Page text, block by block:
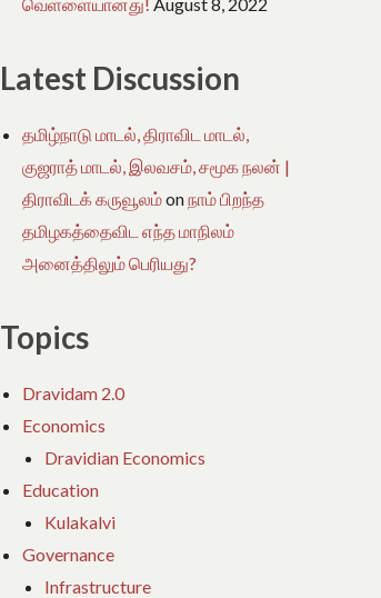
வெள்ளையானது! August 8, 2022
Latest Discussion
தமிழ்நாடு மாடல், திராவிட மாடல்,
குஜராத் மாடல், இலவசம், சமூக நலன் |
திராவிடக் கருவூலம்onநாம் பிறந்த
தமிழகத்தைவிட எந்த மாநிலம்
அனைத்திலும் பெரியது?
Topics
Dravidam 2.0
Economics
Dravidian Economics
Education
Kulakalvi
Governance
Infrastructure